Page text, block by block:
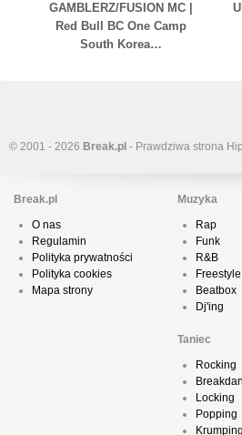
GAMBLERZ/FUSION MC |
Red Bull BC One Camp
South Korea…
© 2001 - 2026 Break.pl - Prawdziwa strona
Break.pl
O nas
Regulamin
Polityka prywatności
Polityka cookies
Mapa strony
Muzyka
Rap
Funk
R&B
Freestyle
Beatbox
Dj'ing
Taniec
Rocking
Locking
Popping
Krumping